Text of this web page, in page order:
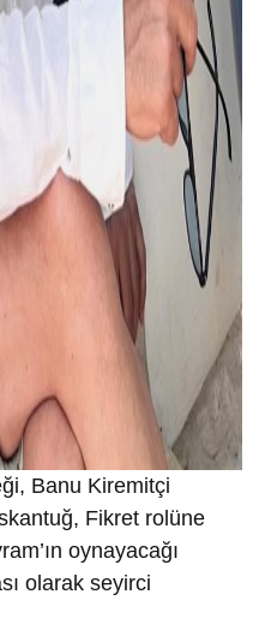
Banu Kiremitçi
Fikret rolüne
oynayacağı
olarak seyirci